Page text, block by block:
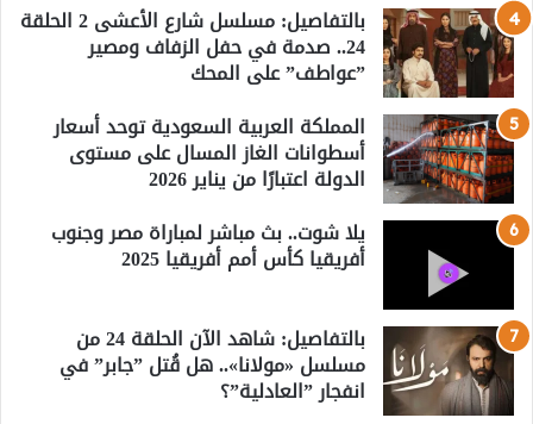
بالتفاصيل: مسلسل شارع الأعشى 2 الحلقة
24.. صدمة في حفل الزفاف ومصير
”عواطف” على المحك
المملكة العربية السعودية توحد أسعار
أسطوانات الغاز المسال على مستوى
الدولة اعتبارًا من يناير 2026
يلا شوت.. بث مباشر لمباراة مصر وجنوب
أفريقيا كأس أمم أفريقيا 2025
بالتفاصيل: شاهد الآن الحلقة 24 من
مسلسل «مولانا».. هل قُتل ”جابر” في
انفجار ”العادلية”؟